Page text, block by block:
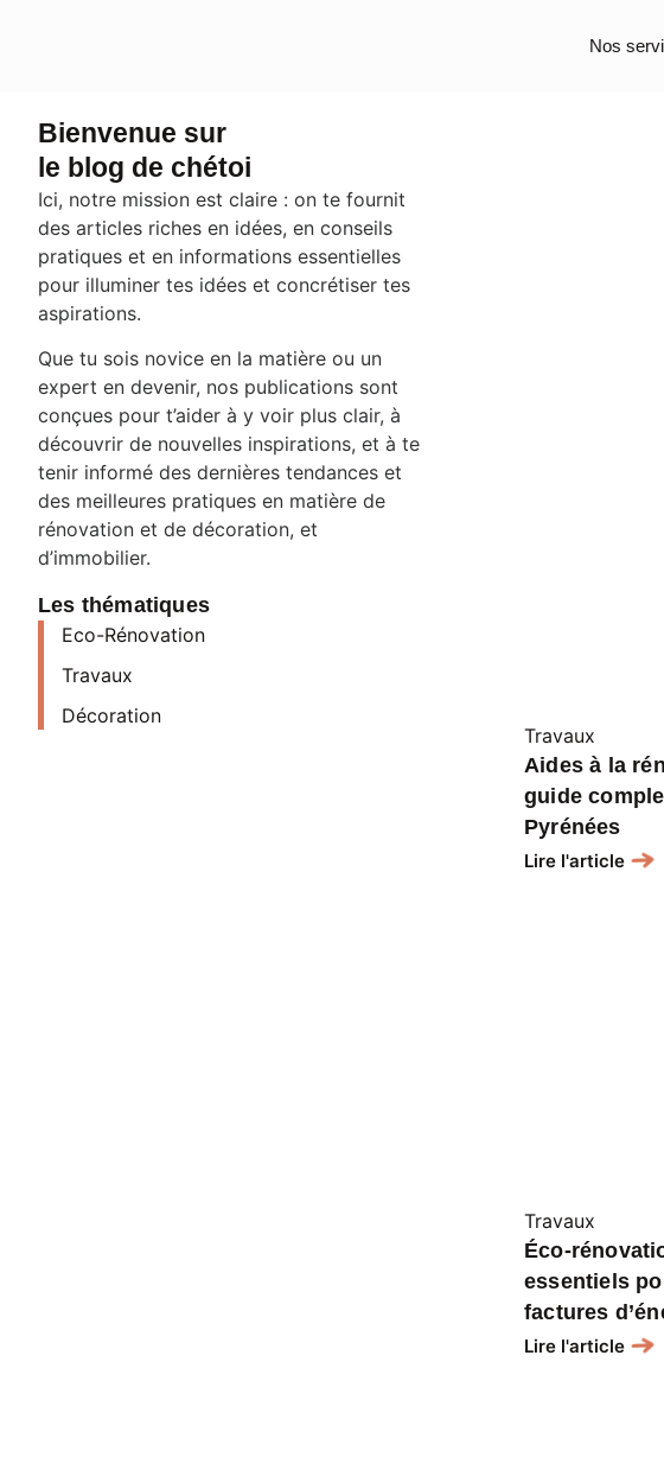
Nos
Bienvenue sur
le blog de chétoi
Ici, notre mission est claire : on te fournit
des articles riches en idées, en conseils
pratiques et en informations essentielles
pour illuminer tes idées et concrétiser tes
aspirations.
Que tu sois novice en la matière ou un
expert en devenir, nos publications sont
conçues pour t’aider à y voir plus clair, à
découvrir de nouvelles inspirations, et à te
tenir informé des dernières tendances et
des meilleures pratiques en matière de
rénovation et de décoration, et
d’immobilier.
Les thématiques
Eco-Rénovation
Travaux
Décoration
Travaux
Aides à la
guide
Pyrénées
Lire l'article
Travaux
Éco-
essentiels
factures
Lire l'article